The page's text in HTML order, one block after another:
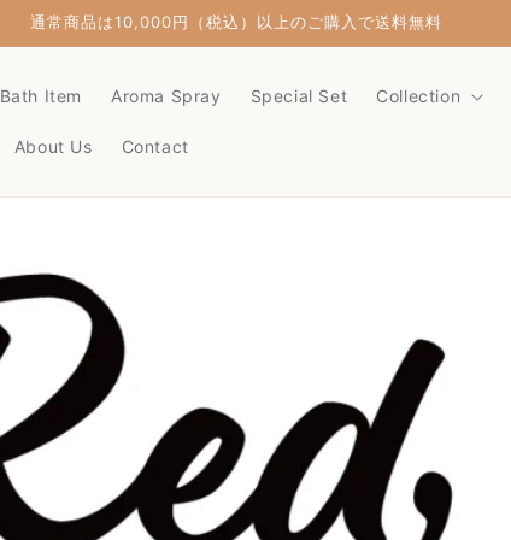
通常商品は10,000円（税込）以上のご購入で送料無料
Bath Item Aroma Spray Special Set Collection
About Us Contact